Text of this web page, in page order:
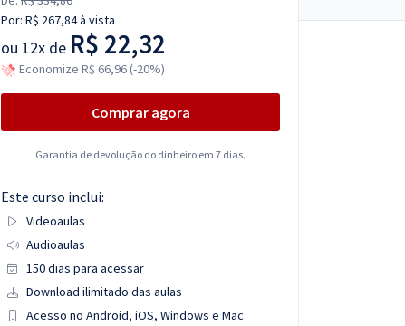
Por: R$ 267,84à vista
ou 12x de R$ 22,32
Economize R$ 66,96 (-20%)
Comprar agora
Garantia de devolução do dinheiro em 7 dias.
Este curso inclui:
Videoaulas
Audioaulas
150 dias para acessar
Download ilimitado das aulas
Acesso no Android, iOS, Windows e Mac